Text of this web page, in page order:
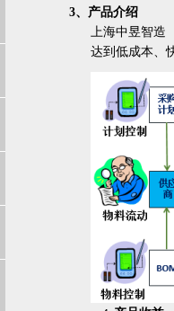
3、产品介绍
上海中昱智造
达到低成本、